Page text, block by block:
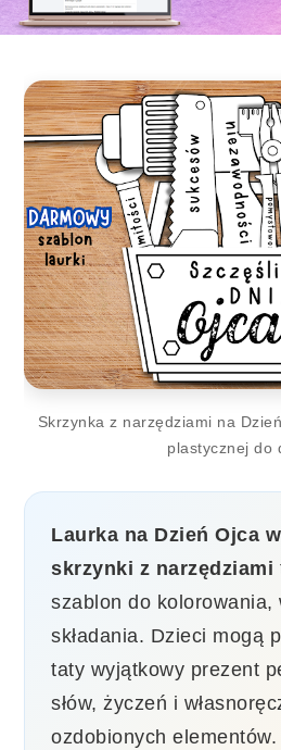
Skrzynka z narzędziami na
plastycznej do
Laurka na Dzień Ojca
skrzynki z narzędziami
szablon do kolorowania,
składania. Dzieci mogą
taty wyjątkowy prezent
słów, życzeń i
ozdobionych elementów.